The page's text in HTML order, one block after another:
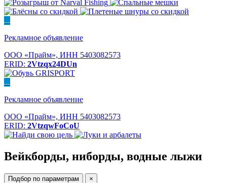
...
Рекламное объявление
ООО «Прайм», ИНН 5403082573
ERID: 2Vtzqx24DUn
...
Рекламное объявление
ООО «Прайм», ИНН 5403082573
ERID: 2VtzqwFoCoU
Вейкборды, ниборды, водные лыжи
Подбор по параметрам ×